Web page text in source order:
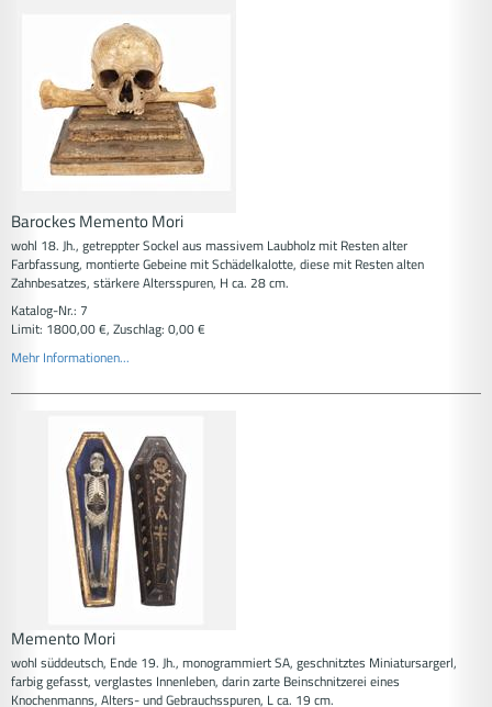
Barockes Memento Mori
wohl 18. Jh., getreppter Sockel aus massivem Laubholz mit Resten alter
Farbfassung, montierte Gebeine mit Schädelkalotte, diese mit Resten alten
Zahnbesatzes, stärkere Altersspuren, H ca. 28 cm.
Katalog-Nr.: 7
Limit: 1800,00 €, Zuschlag: 0,00 €
Mehr Informationen...
Memento Mori
wohl süddeutsch, Ende 19. Jh., monogrammiert SA, geschnitztes Miniatursargerl,
farbig gefasst, verglastes Innenleben, darin zarte Beinschnitzerei eines
Knochenmanns, Alters- und Gebrauchsspuren, L ca. 19 cm.